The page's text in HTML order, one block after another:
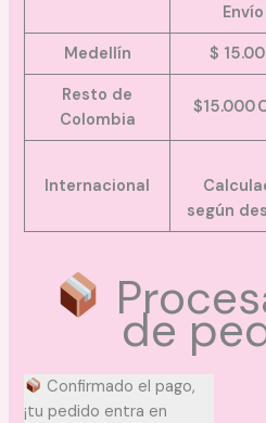
Envío
Medellín
$
Resto de
Colombia
$15.000
Internacional
según
de
Confirmado el pago,
¡tu pedido entra en